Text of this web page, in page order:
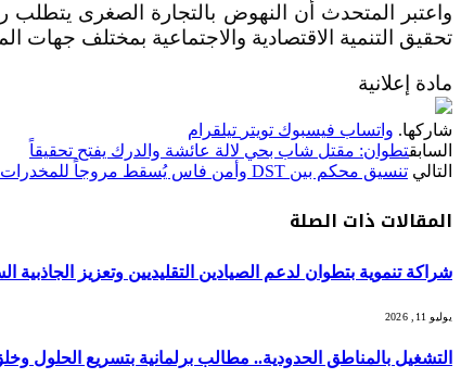
واعتبر المتحدث أن النهوض بالتجارة الصغرى يتطلب
تحقيق التنمية الاقتصادية والاجتماعية بمختلف جهات
مادة إعلانية
شاركها. واتساب فيسبوك تويتر تيلقرام
السابقتطوان: مقتل شاب بحي لالة عائشة والدرك يفتح تحقيقاً
التالي تنسيق محكم بين DST وأمن فاس يُسقط مروجاً للمخدرات الصلبة ويحجز كميات من الكوكايين
المقالات ذات الصلة
شراكة تنموية بتطوان لدعم الصيادين التقليديين وتعزيز الجاذبية
يوليو 11, 2026
التشغيل بالمناطق الحدودية.. مطالب برلمانية بتسريع